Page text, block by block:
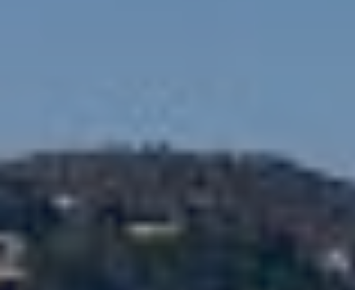
información con la finalidad de mejorar nuestros servicios.
Si continua navegando, supone la aceptación de la
instalación de las mismas. El usuario tiene la posibilidad
impedir que sean instaladas en su disco duro, aunque
deberá tener en cuenta que dicha acción podrá ocasionar
dificultades de navegación de la página web.